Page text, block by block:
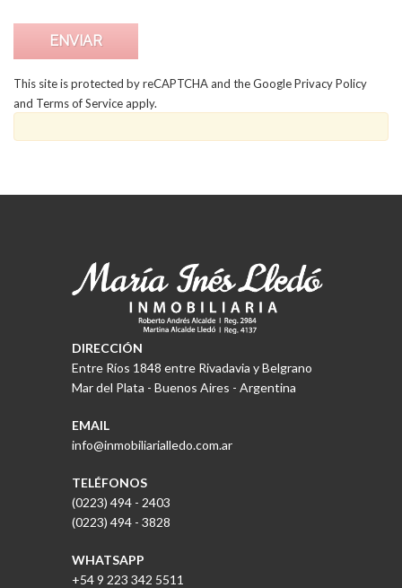
This site is protected by reCAPTCHA and the GooglePrivacy Policy
and Terms of Serviceapply.
DIRECCIÓN
Entre Ríos 1848 entre Rivadavia y Belgrano
Mar del Plata - Buenos Aires - Argentina
EMAIL
info@inmobiliarialledo.com.ar
TELÉFONOS
(0223) 494 - 2403
(0223) 494 - 3828
WHATSAPP
+54 9 223 342 5511